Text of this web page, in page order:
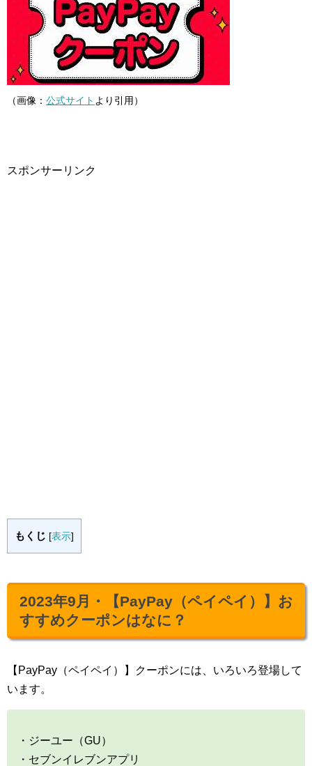
（画像： 公式サイト より引用）
スポンサーリンク
もくじ [表示]
2023年9月・【PayPay（ペイペイ）】お
すすめクーポンはなに？
【PayPay（ペイペイ）】クーポンには、いろいろ登場して
います。
・ジーユー（GU）
・セブンイレブンアプリ